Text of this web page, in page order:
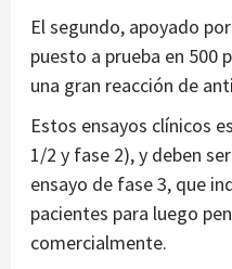
El segundo, apoyado
puesto a prueba en 500
una gran reacción de
Estos ensayos clínicos
1/2 y fase 2), y deben
ensayo de fase 3, que
pacientes para luego
comercialmente.